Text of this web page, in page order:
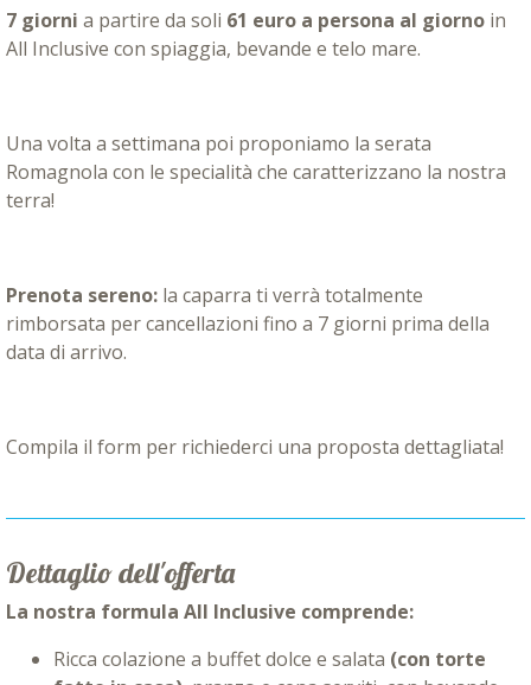
7 giorni a partire da soli 61 euro a persona al giorno in
All Inclusive con spiaggia, bevande e telo mare.
Una volta a settimana poi proponiamo la serata
Romagnola con le specialità che caratterizzano la nostra
terra!
Prenota sereno: la caparra ti verrà totalmente
rimborsata per cancellazioni fino a 7 giorni prima della
data di arrivo.
Compila il form per richiederci una proposta dettagliata!
Dettaglio dell'offerta
La nostra formula All Inclusive comprende:
Ricca colazione a buffet dolce e salata (con torte